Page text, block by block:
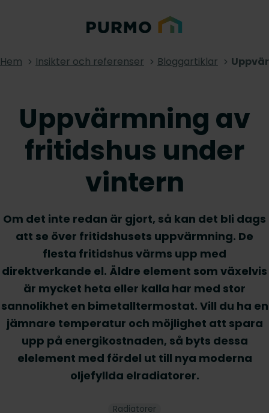
Hem Insikter och referenser Bloggartiklar
Uppvärmning av
fritidshus under
vintern
Om det inte redan är gjort, så kan det bli dags
att se över fritidshusets uppvärmning. De
flesta fritidshus värms upp med
direktverkande el. Äldre element som växelvis
är mycket heta eller kalla har med stor
sannolikhet en bimetalltermostat. Vill du ha en
jämnare temperatur och möjlighet att spara
upp på energikostnaden, så byts dessa
elelement med fördel ut till nya moderna
oljefyllda elradiatorer.
Radiatorer